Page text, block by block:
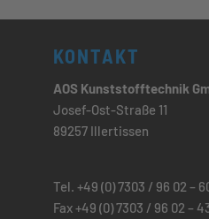
KONTAKT
AOS Kunststofftechnik
Josef-Ost-Straße 11
89257 Illertissen
Tel. +49 (0) 7303 / 96 02 –
Fax +49 (0) 7303 / 96 02 –